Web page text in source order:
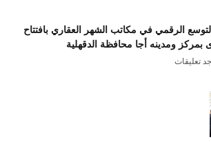
الرقمي في مكاتب الشهر العقاري بافتتاح
ومدينه أجا محافظة الدقهلية
تعليقات